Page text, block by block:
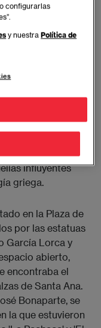
más literario
España están
de Madrid, un
e
de esta visita
la
zona centro y su
la inspiración que
influyentes
griega.
en la Plaza de
por las estatuas
García Lorca y
abierto,
encontraba el
de Santa Ana.
Bonaparte, se
la que estuvieron
configurarlas
y nuestraPolítica de